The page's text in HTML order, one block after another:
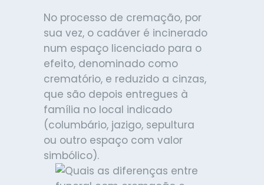
No processo de cremação, por
sua vez, o cadáver é incinerado
num espaço licenciado para o
efeito, denominado como
crematório, e reduzido a cinzas,
que são depois entregues à
família no local indicado
(columbário, jazigo, sepultura
ou outro espaço com valor
simbólico).